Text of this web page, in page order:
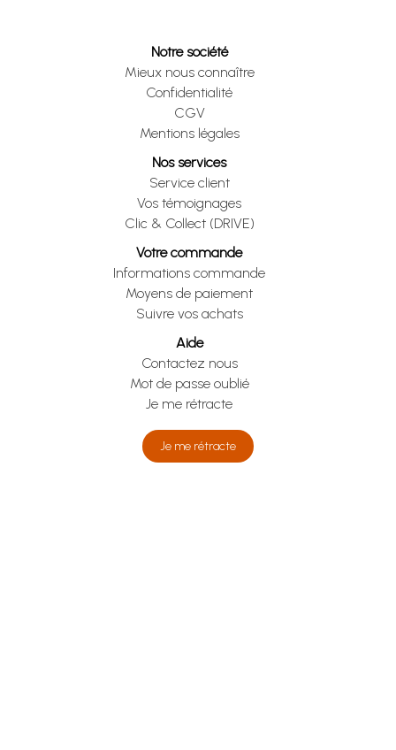
Notre société
Mieux nous connaître
Confidentialité
CGV
Mentions légales
Nos services
Service client
Vos témoignages
Clic & Collect (DRIVE)
Votre commande
Informations commande
Moyens de paiement
Suivre vos achats
Aide
Contactez nous
Mot de passe oublié
Je me rétracte
Je me rétracte